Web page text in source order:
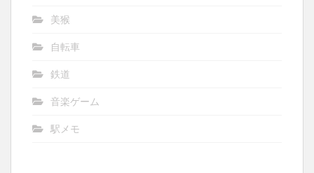
美猴
自転車
鉄道
音楽ゲーム
駅メモ